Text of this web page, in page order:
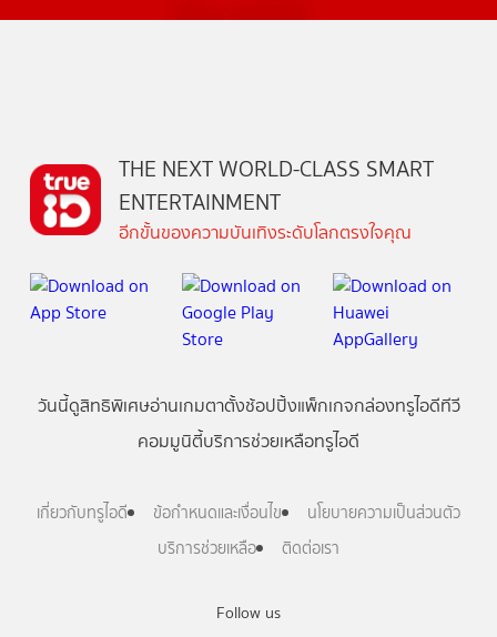
Follow us
THE NEXT WORLD-CLASS SMART
ENTERTAINMENT
อีกขั้นของความบันเทิงระดับโลกตรงใจคุณ
วันนี้ดูสิทธิพิเศษอ่านเกมตาตั้งช้อปปิ้งแพ็กเกจกล่องทรูไอดีทีวี
คอมมูนิตี้บริการช่วยเหลือทรูไอดี
เกี่ยวกับทรูไอดี ข้อกำหนดและเงื่อนไข
นโยบายความเป็นส่วนตัว
บริการช่วยเหลือ
ติดต่อเรา